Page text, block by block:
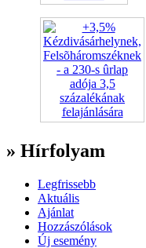
» Hírfolyam
Legfrissebb
Aktuális
Ajánlat
Hozzászólások
Új esemény